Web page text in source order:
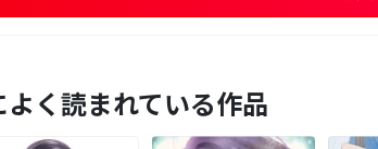
く読まれている作品